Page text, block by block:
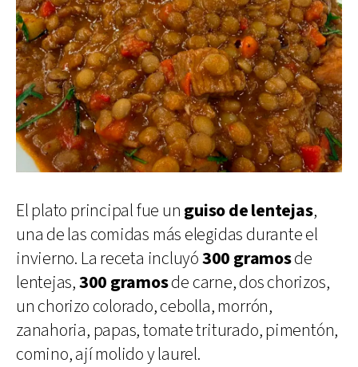
El plato principal fue un guiso de lentejas,
una de las comidas más elegidas durante el
invierno. La receta incluyó300 gramosde
lentejas,300 gramosde carne, dos chorizos,
un chorizo colorado, cebolla, morrón,
zanahoria, papas, tomate triturado, pimentón,
comino, ají molido y laurel.